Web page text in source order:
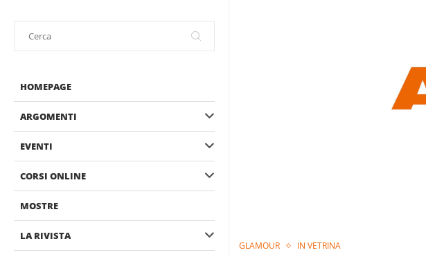
HOMEPAGE
ARGOMENTI
EVENTI
CORSI ONLINE
MOSTRE
LA RIVISTA
GLAMOUR IN VETRINA